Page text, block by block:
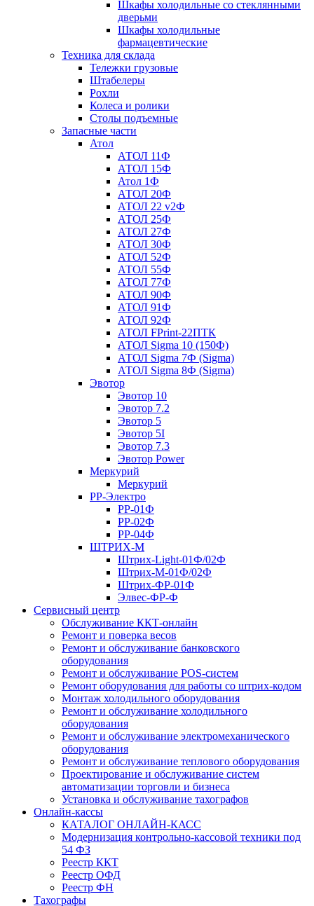
Шкафы холодильные со стеклянными
дверьми
Шкафы холодильные
фармацевтические
Техника для склада
Тележки грузовые
Штабелеры
Рохли
Колеса и ролики
Столы подъемные
Запасные части
Атол
АТОЛ 11Ф
АТОЛ 15Ф
Атол 1Ф
АТОЛ 20Ф
АТОЛ 22 v2Ф
АТОЛ 25Ф
АТОЛ 27Ф
АТОЛ 30Ф
АТОЛ 52Ф
АТОЛ 55Ф
АТОЛ 77Ф
АТОЛ 90Ф
АТОЛ 91Ф
АТОЛ 92Ф
АТОЛ FPrint-22ПТК
АТОЛ Sigma 10 (150Ф)
АТОЛ Sigma 7Ф (Sigma)
АТОЛ Sigma 8Ф (Sigma)
Эвотор
Эвотор 10
Эвотор 7.2
Эвотор 5
Эвотор 5I
Эвотор 7.3
Эвотор Power
Меркурий
Меркурий
РР-Электро
РР-01Ф
РР-02Ф
РР-04Ф
ШТРИХ-М
Штрих-Light-01Ф/02Ф
Штрих-М-01Ф/02Ф
Штрих-ФР-01Ф
Элвес-ФР-Ф
Сервисный центр
Обслуживание ККТ-онлайн
Ремонт и поверка весов
Ремонт и обслуживание банковского
оборудования
Ремонт и обслуживание POS-систем
Ремонт оборудования для работы со штрих-кодом
Монтаж холодильного оборудования
Ремонт и обслуживание холодильного
оборудования
Ремонт и обслуживание электромеханического
оборудования
Ремонт и обслуживание теплового оборудования
Проектирование и обслуживание систем
автоматизации торговли и бизнеса
Установка и обслуживание тахографов
Онлайн-кассы
КАТАЛОГ ОНЛАЙН-КАСС
Модернизация контрольно-кассовой техники под
54 ФЗ
Реестр ККТ
Реестр ОФД
Реестр ФН
Тахографы